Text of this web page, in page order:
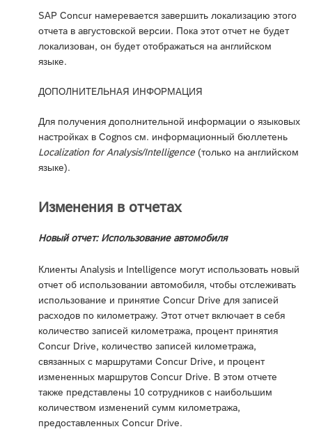
SAP Concur намеревается завершить локализацию этого
отчета в августовской версии. Пока этот отчет не будет
локализован, он будет отображаться на английском
языке.
ДОПОЛНИТЕЛЬНАЯ ИНФОРМАЦИЯ
Для получения дополнительной информации о языковых
настройках в Cognos см. информационный бюллетень
Localization for Analysis/Intelligence (только на английском
языке).
Изменения в отчетах
Новый отчет: Использование автомобиля
Клиенты Analysis и Intelligence могут использовать новый
отчет об использовании автомобиля, чтобы отслеживать
использование и принятие Concur Drive для записей
расходов по километражу. Этот отчет включает в себя
количество записей километража, процент принятия
Concur Drive, количество записей километража,
связанных с маршрутами Concur Drive, и процент
измененных маршрутов Concur Drive. В этом отчете
также представлены 10 сотрудников с наибольшим
количеством изменений сумм километража,
предоставленных Concur Drive.